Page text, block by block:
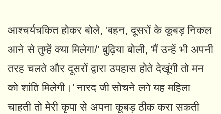
आश्चर्यचकित होकर बोले, 'बहन, दूसरों के कूबड़ निकल
आने से तुम्हें क्या मिलेगा/' बुढ़िया बोली, 'मैं उन्हें भी अपनी
तरह चलते और दूसरों द्वारा उपहास होते देखूंगी तो मन
को शांति मिलेगी।' नारद जी सोचने लगे यह महिला
चाहती तो मेरी कृपा से अपना कूबड़ ठीक करा सकती